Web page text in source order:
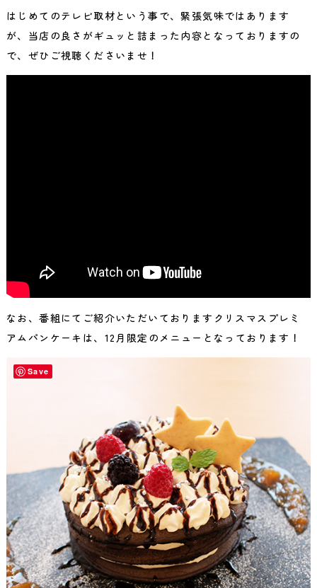
はじめてのテレビ取材という事で、緊張気味ではあります
が、当店の良さがギュッと詰まった内容となっておりますの
で、ぜひご視聴くださいませ！
なお、番組にてご紹介いただいておりますクリスマスプレミ
アムパンケーキは、12月限定のメニューとなっております！
Save